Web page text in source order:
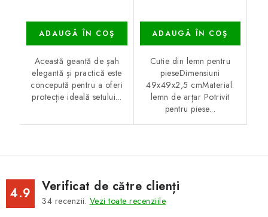
ADAUGĂ ÎN COŞ
Această geantă de șah
elegantă și practică este
concepută pentru a oferi
protecție ideală setului...
ADAUGĂ ÎN COŞ
Cutie din lemn pentru
pieseDimensiuni
49x49x2,5 cmMaterial:
lemn de arțar Potrivit
pentru piese...
4.9 Verificat de către clienți
34 recenzii. Vezi toate recenziile